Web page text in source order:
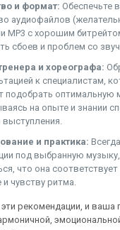
и формат: Обеспечьте
аудиофайлов
MP3 с хорошим
сбоев и проблем со
и хореографа:
к специалистам,
подобрать оптимальную
на опыте и знании
и практика:
под выбранную
что она
и чувству ритма.
рекомендации, и ваша